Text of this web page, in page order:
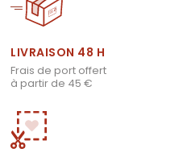
LIVRAISON 48 H
Frais de port offert
à partir de 45 €